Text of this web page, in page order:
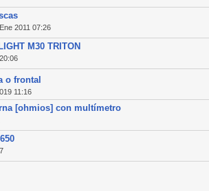
2011 07:26
M30 TRITON
o frontal
11:16
[ohmios] con multímetro